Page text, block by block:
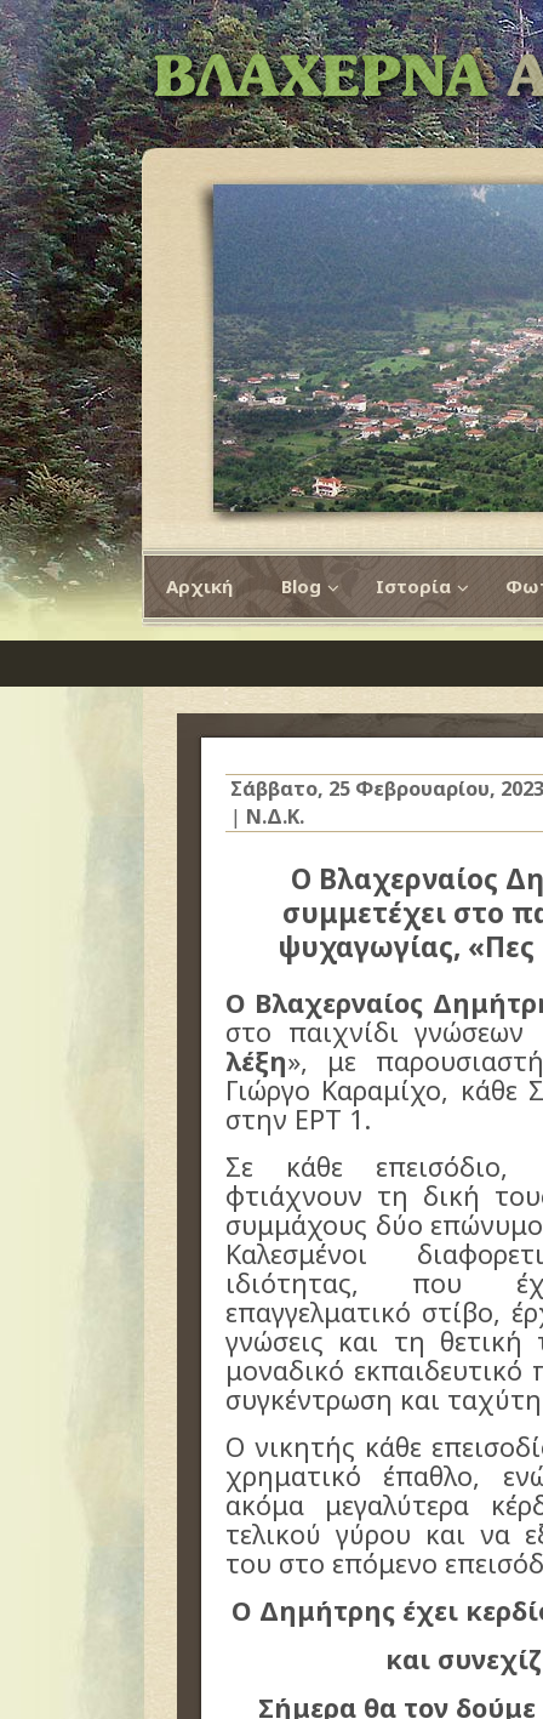
Αρχική Blog Ιστορία
Σάββατο, 25 Φεβρουαρίου, 2023
| Ν.Δ.Κ.
Ο Βλαχερναίος
συμμετέχει στο
ψυχαγωγίας, «Πες
Ο Βλαχερναίος
στο παιχνίδι γνώσεων
λέξη», με
Γιώργο Καραμίχο, κάθε
στην ΕΡΤ 1.
Σε κάθε επεισόδιο,
φτιάχνουν τη δική
συμμάχους δύο
Καλεσμένοι
ιδιότητας, που
επαγγελματικό στίβο,
γνώσεις και τη θετική
μοναδικό εκπαιδευτικό
συγκέντρωση και
Ο νικητής κάθε
χρηματικό έπαθλο,
ακόμα μεγαλύτερα
τελικού γύρου και να
του στο επόμενο
Ο Δημήτρης έχει
και
Σήμερα θα τον δούμε